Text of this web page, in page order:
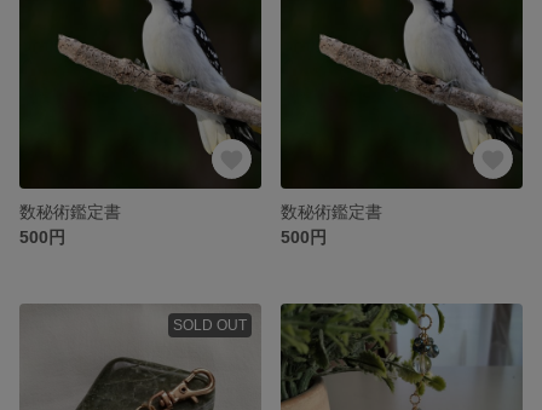
数秘術鑑定書
500円
数秘術鑑定書
500円
SOLD OUT